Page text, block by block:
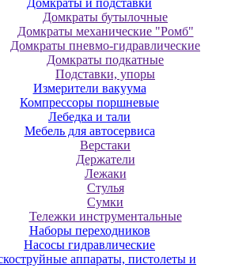
Домкраты и подставки
Домкраты бутылочные
Домкраты механические "Ромб"
Домкраты пневмо-гидравлические
Домкраты подкатные
Подставки, упоры
Измерители вакуума
Компрессоры поршневые
Лебедка и тали
Мебель для автосервиса
Верстаки
Держатели
Лежаки
Стулья
Сумки
Тележки инструментальные
Наборы переходников
Насосы гидравлические
аппараты, пистолеты и